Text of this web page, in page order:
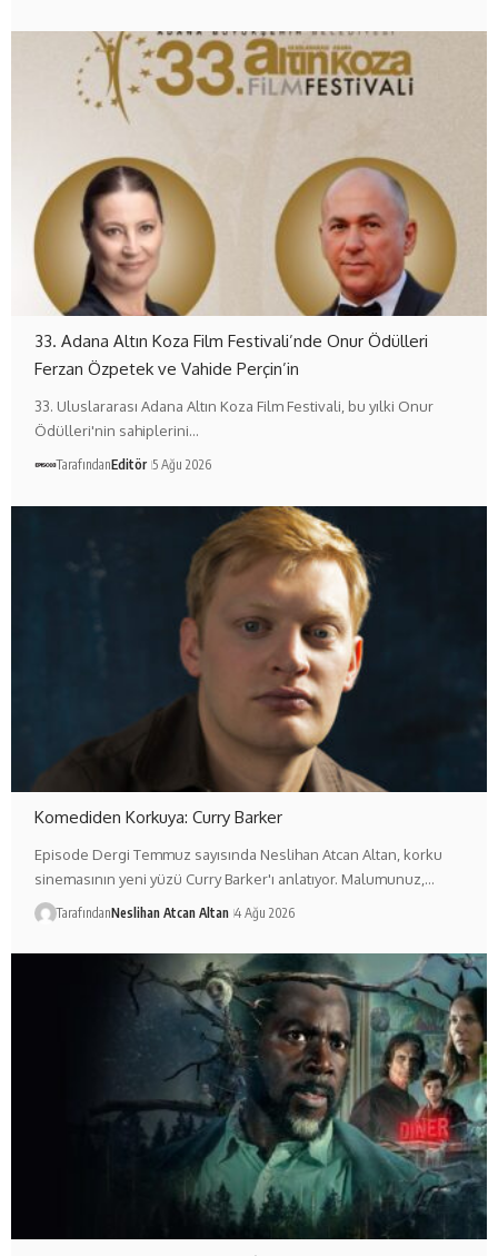
33. Adana Altın Koza Film Festivali’nde Onur Ödülleri
Ferzan Özpetek ve Vahide Perçin’in
33. Uluslararası Adana Altın Koza Film Festivali, bu yılki Onur
Ödülleri'nin sahiplerini…
TarafındanEditör 5 Ağu 2026
Komediden Korkuya: Curry Barker
Episode Dergi Temmuz sayısında Neslihan Atcan Altan, korku
sinemasının yeni yüzü Curry Barker'ı anlatıyor. Malumunuz,…
TarafındanNeslihan Atcan Altan 4 Ağu 2026